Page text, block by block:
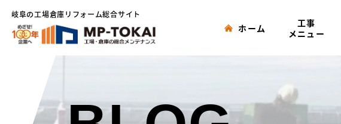
岐阜の工場倉庫リフォーム総合サイト
ホーム
工事
メニュー